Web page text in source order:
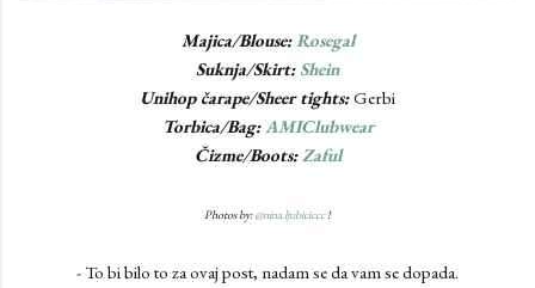
Majica/Blouse:Rosegal
Suknja/Skirt: Shein
Unihop čarape/Sheer tights:Gerbi
Torbica/Bag:AMIClubwear
Čizme/Boots:Zaful
Photos by:@nina.ljubiciccc!
- To bi bilo to za ovaj post, nadam se da vam se dopada.